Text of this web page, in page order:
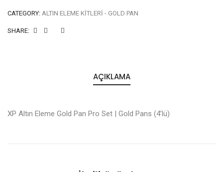
CATEGORY: ALTIN ELEME KITLERI - GOLD PAN
SHARE:
AÇIKLAMA
XP Altın Eleme Gold Pan Pro Set | Gold Pans (4’lü)